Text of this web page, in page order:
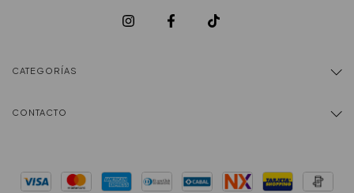
CATEGORÍAS
CONTACTO